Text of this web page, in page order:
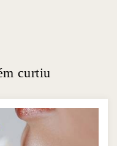
curtiu